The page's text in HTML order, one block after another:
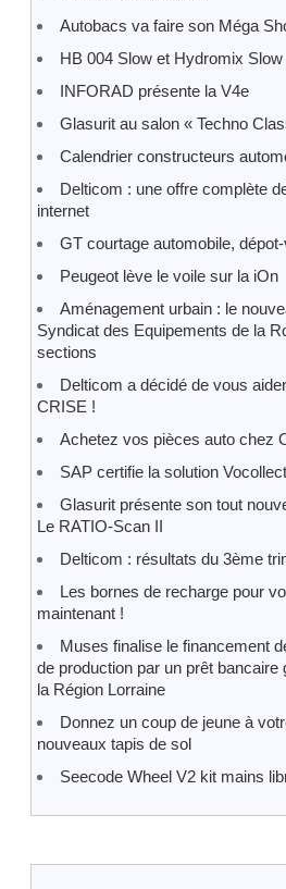
Autobacs va faire son Méga
HB 004 Slow et Hydromix Slow
INFORAD présente la V4e
Glasurit au salon « Techno
Calendrier constructeurs
Delticom : une offre complète
internet
GT courtage automobile,
Peugeot lève le voile sur la iOn
Aménagement urbain : le
Syndicat des Equipements de la
sections
Delticom a décidé de vous
CRISE !
Achetez vos pièces auto chez
SAP certifie la solution Vocollect
Glasurit présente son tout
Le RATIO-Scan II
Delticom : résultats du 3ème
Les bornes de recharge pour
maintenant !
Muses finalise le financement
de production par un prêt bancaire
la Région Lorraine
Donnez un coup de jeune à
nouveaux tapis de sol
Seecode Wheel V2 kit mains